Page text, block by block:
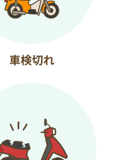
車検切れ